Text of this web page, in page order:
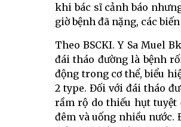
khi bác sĩ cảnh báo
giờ bệnh đã nặng, các
Theo BSCKI. Y Sa Muel
đái tháo đường là bệnh
động trong cơ thể, biểu
2 type. Đối với đái tháo
rầm rộ do thiếu hụt
đêm và uống nhiều